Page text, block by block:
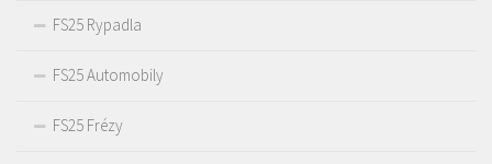
FS25 Rypadla
FS25 Automobily
FS25 Frézy